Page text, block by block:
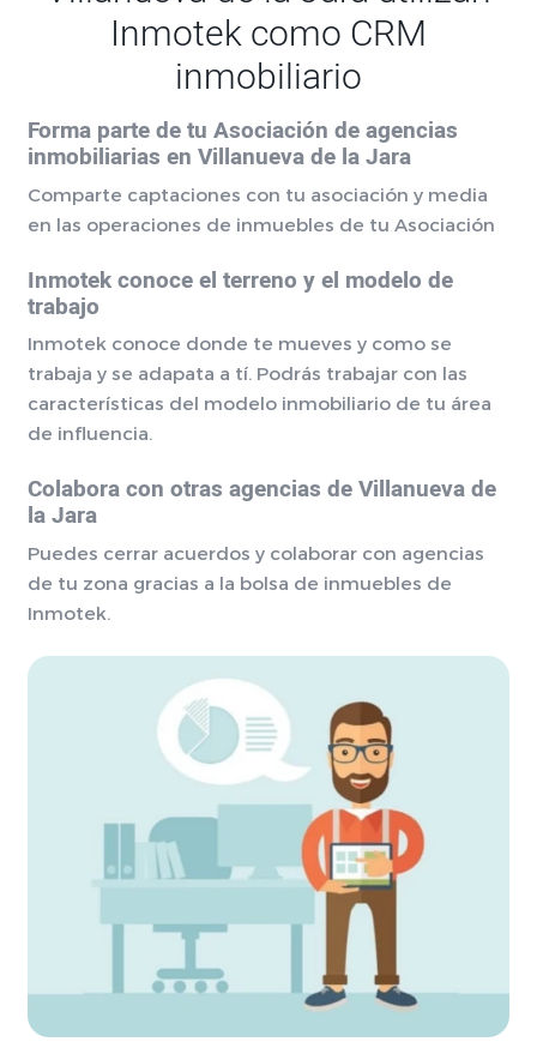
Inmotek como CRM
inmobiliario
Forma parte de tu Asociación de agencias
inmobiliarias en Villanueva de la Jara
Comparte captaciones con tu asociación y media
en las operaciones de inmuebles de tu Asociación
Inmotek conoce el terreno y el modelo de
trabajo
Inmotek conoce donde te mueves y como se
trabaja y se adapata a tí. Podrás trabajar con las
características del modelo inmobiliario de tu área
de influencia.
Colabora con otras agencias de Villanueva de
la Jara
Puedes cerrar acuerdos y colaborar con agencias
de tu zona gracias a la bolsa de inmuebles de
Inmotek.